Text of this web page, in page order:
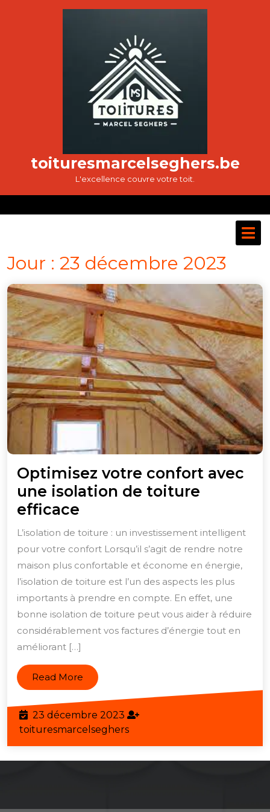
toituresmarcelseghers.be
L'excellence couvre votre toit.
Jour : 23 décembre 2023
Optimisez votre confort avec
une isolation de toiture
efficace
votre
confort
avec
une
isolation
de
toiture
efficace
L’isolation de toiture : un investissement intelligent
pour votre confort Lorsqu’il s’agit de rendre notre
maison plus confortable et économe en énergie,
l’isolation de toiture est l’un des aspects les plus
importants à prendre en compte. En effet, une
bonne isolation de toiture peut vous aider à réduire
considérablement vos factures d’énergie tout en
améliorant […]
Read More Read
More
23 décembre 2023 23
décembre
2023
toituresmarcelsegherstoituresmarcelseghers